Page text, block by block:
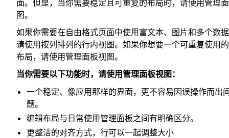
面。但是，当你需要稳定且可重复的布局时，请使用管理
图。
如果你需要在自由格式页面中使用富文本、图片和多个数
请使用按列排列的行内视图。如果你想要一个可重复使用
布局，请使用管理面板视图。
当你需要以下功能时，请使用管理面板视图：
一个稳定、像应用那样的界面，更不容易因误操作而出
题。
编辑布局与日常使用管理面板之间有明确区分。
更整洁的对齐方式，行可以一起调整大小